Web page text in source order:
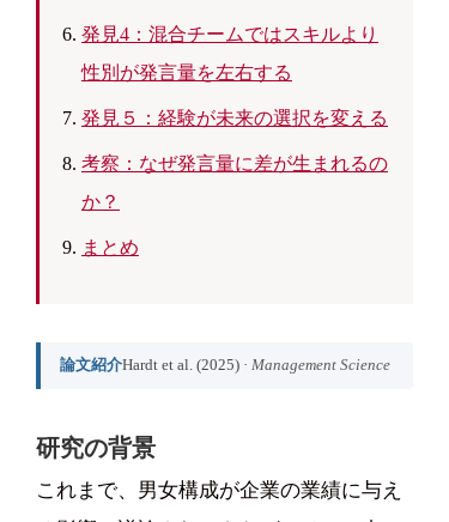
発見4：混合チームではスキルより
性別が発言量を左右する
発見５：経験が未来の選択を変える
考察：なぜ発言量に差が生まれるの
か？
まとめ
論文紹介Hardt et al. (2025) · Management Science
研究の背景
これまで、男女構成が企業の業績に与え